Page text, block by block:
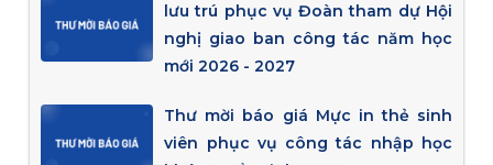
lưu trú phục vụ Đoàn tham dự Hội
nghị giao ban công tác năm học
mới 2026 - 2027
Thư mời báo giá Mực in thẻ sinh
viên phục vụ công tác nhập học